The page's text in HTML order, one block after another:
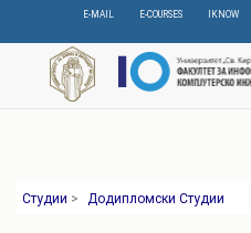
content
E-MAIL E-COURSES IKNOW
Студии > Додипломски Студии